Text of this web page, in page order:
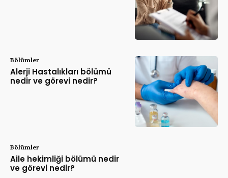
Bölümler
Alerji Hastalıkları bölümü
nedir ve görevi nedir?
Bölümler
Aile hekimliği bölümü nedir
ve görevi nedir?